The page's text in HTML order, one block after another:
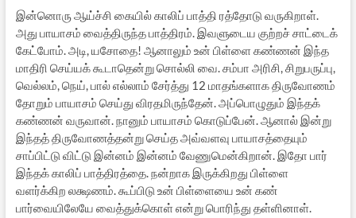
இன்னொரு ஆய்ச்சி கையில் காலிப் பாத்தி ரத்தோடு வருகிறாள்.
அது பாயாசம் வைத்திருந்த பாத்திரம். இவளுடைய குற்றச் சாட்டைக்
கேட்போம். அடி, யசோதை! ஆனாலும் உன் பிள்ளை கண்ணன் இந்த
மாதிரி செய்யக் கூடாதென்று சொல்லி வை. சம்பா அரிசி, சிறுபருப்பு,
வெல்லம், நெய், பால் எல்லாம் சேர்த்து 12 மாதங்களாக திருவோணம்
தோறும் பாயாசம் செய்து விரதமிருந்தேன். அப்பொழுதும் இந்தக்
கண்ணன் வருவான். நானும் பாயாசம் கொடுப்பேன். ஆனால் இன்று
இந்தத் திருவோணத்தன்று செய்த அவ்வளவு பாயாசத்தையும்
சாப்பிட்டு விட்டு இன்னம் இன்னம் வேணுமென்கிறான். இதோ பார்
இந்தக் காலிப் பாத்திரத்தை. நன்றாக இருக்கிறது பிள்ளை
வளர்க்கிற லக்ஷணம். கூப்பிடு உன் பிள்ளையை உன் கண்
பார்வையிலேயே வைத்துக்கொள் என்று பொரிந்து தள்ளினாள்.